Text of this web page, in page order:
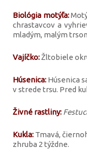
Biológia motýľa:
chrastavcov a
mladým, malým
Vajíčko:Žltobiele
Húsenica: Húsenica
v strede trsu. Pred
Živné rastliny:
Kukla: Tmavá,
zhruba 2 týždne.